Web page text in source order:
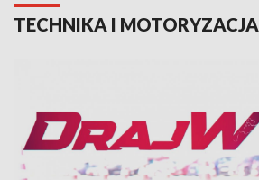
TECHNIKA I MOTORYZACJA